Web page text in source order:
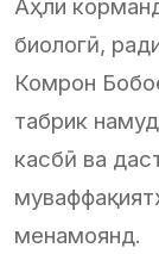
Аҳли
биологӣ,
Комрон
табрик
касбӣ ва
менамоянд.